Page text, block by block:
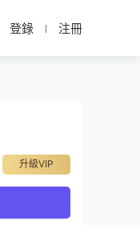
登錄 注冊
升級VIP